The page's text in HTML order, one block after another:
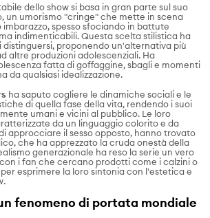
dello show si basa in gran parte sul suo
un umorismo "cringe" che mette in scena
spesso sfociando in battute
indimenticabili. Questa scelta stilistica ha
distinguersi, proponendo un'alternativa più
altre produzioni adolescenziali. Ha
fatta di goffaggine, sbagli e momenti
da qualsiasi idealizzazione.
ha saputo cogliere le dinamiche sociali e le
di quella fase della vita, rendendo i suoi
umani e vicini al pubblico. Le loro
da un linguaggio colorito e da
approcciare il sesso opposto, hanno trovato
che ha apprezzato la cruda onestà della
generazionale ha reso la serie un vero
i fan che cercano prodotti come i calzini o
esprimere la loro sintonia con l'estetica e
fenomeno di portata mondiale